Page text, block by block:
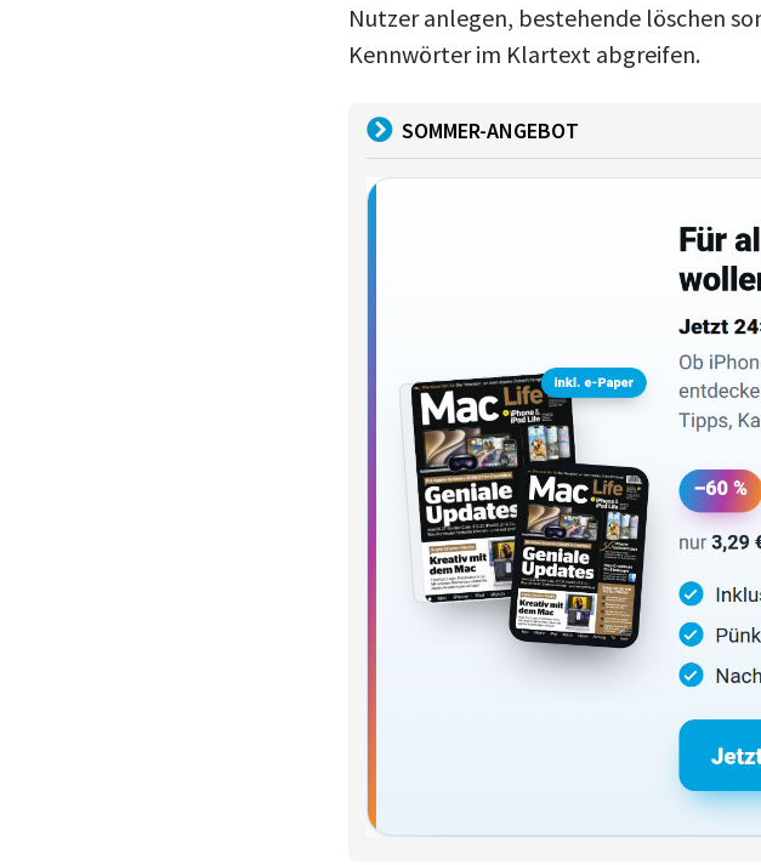
Nutzer anlegen, bestehende löschen
Kennwörter im Klartext abgreifen.
SOMMER-ANGEBOT